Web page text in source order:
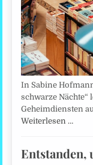
In Sabine
schwarze
Geheimdiensten
Weiterlesen …
Entstanden,